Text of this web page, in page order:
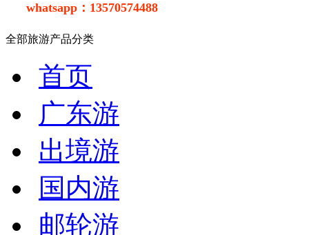
whatsapp： 13570574488
全部旅游产品分类
首页
广东游
出境游
国内游
邮轮游